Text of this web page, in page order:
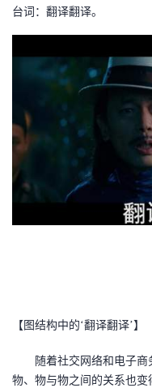
的
我
注
发
Programs
我
的
台词：翻译翻译。
【图结构中的‘翻译翻译’】
随着社交网络和电子
物、物与物之间的关系也